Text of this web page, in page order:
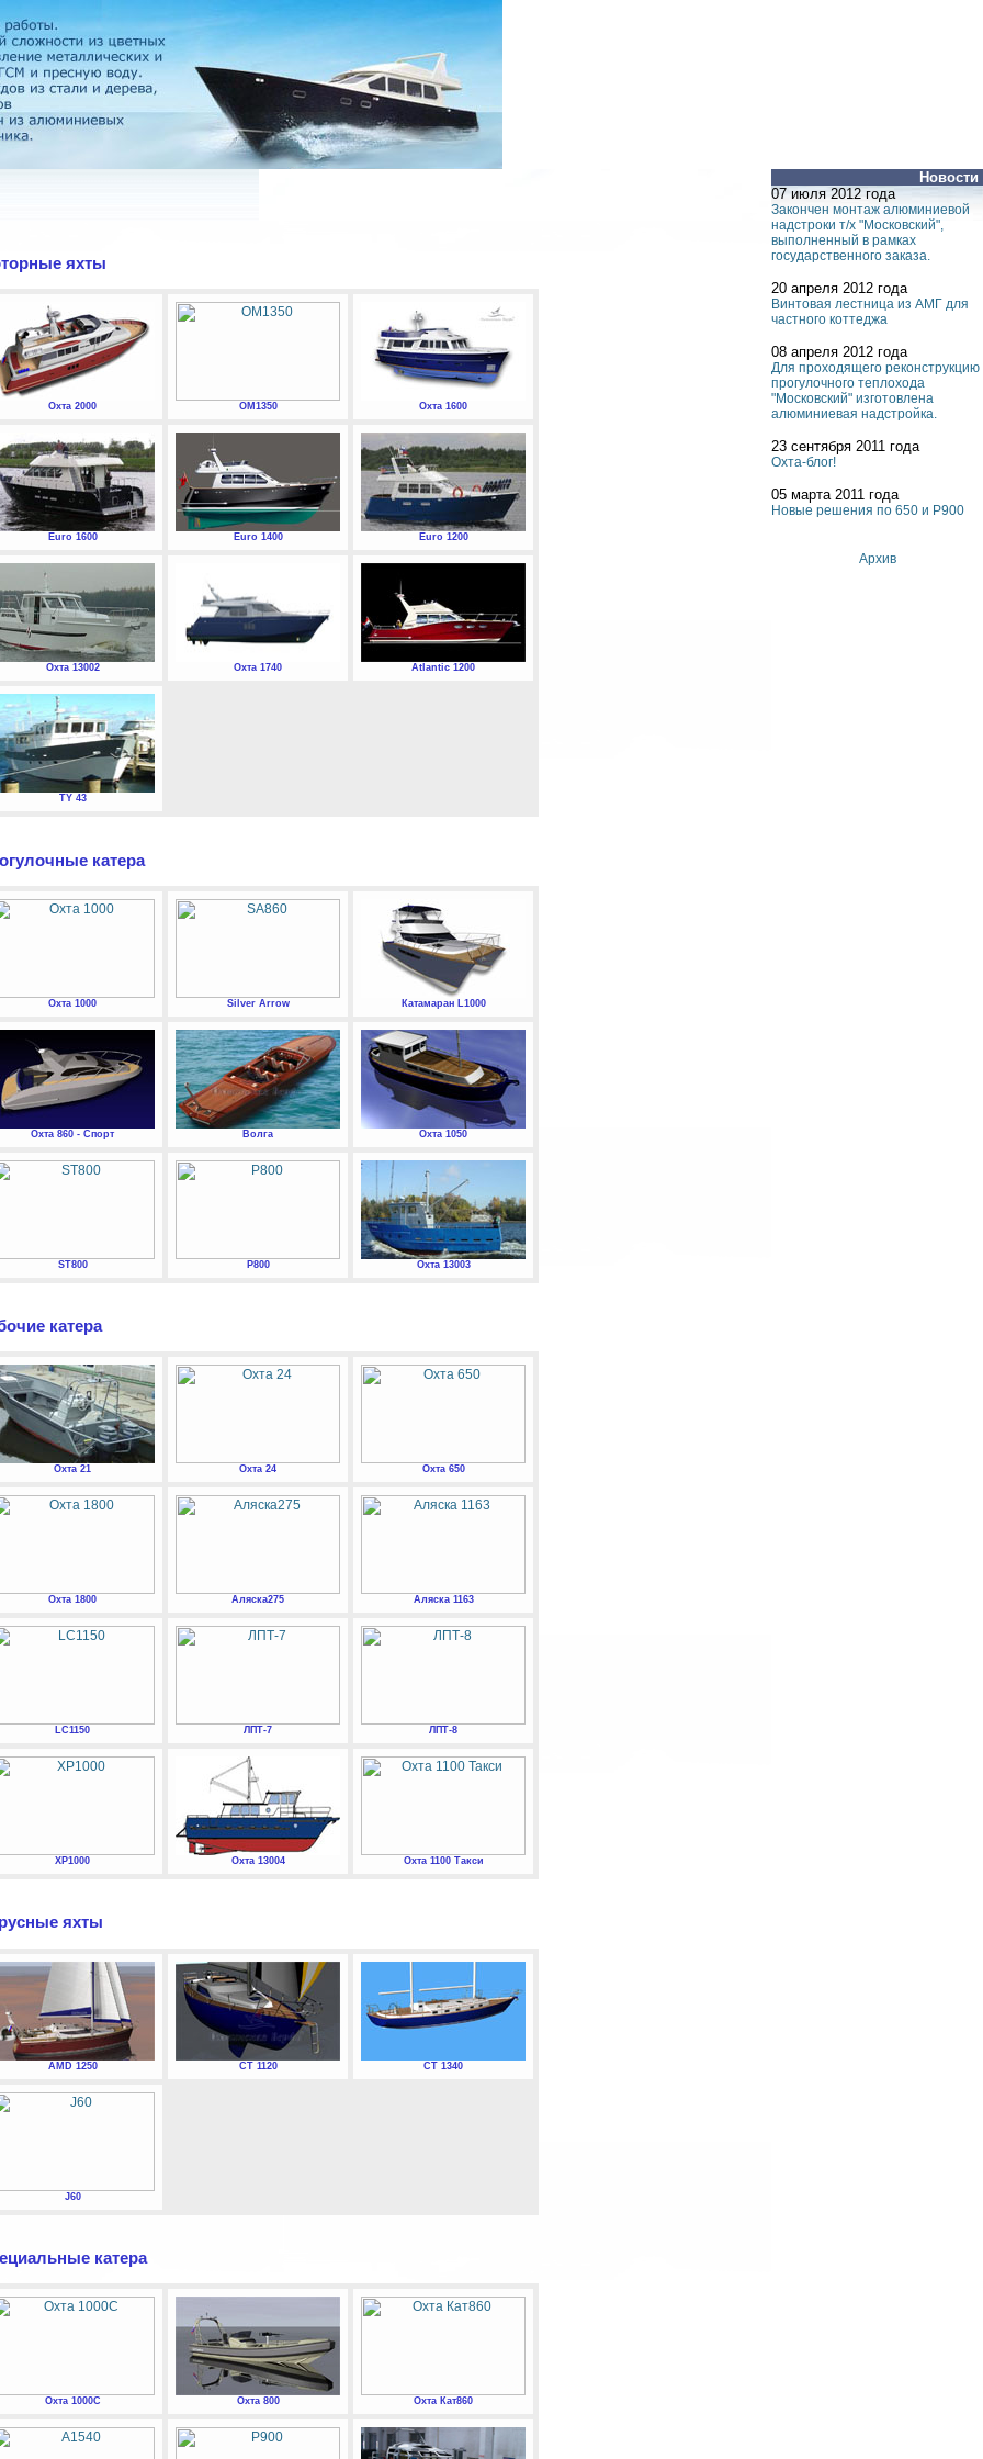
Новости
07 июля 2012 года
Закончен монтаж алюминиевой
надстроки т/х "Московский",
выполненный в рамках
государственного заказа.
20 апреля 2012 года
Винтовая лестница из АМГ для
частного коттеджа
08 апреля 2012 года
Для проходящего реконструкцию
прогулочного теплохода
"Московский" изготовлена
алюминиевая надстройка.
23 сентября 2011 года
Охта-блог!
05 марта 2011 года
Новые решения по 650 и P900
Архив
яхты
Охта 2000 ОМ1350 Охта 1600
Euro 1600 Euro 1400 Euro 1200
Охта 13002 Охта 1740 Atlantic 1200
TY 43
катера
Охта 1000 Silver Arrow Катамаран L1000
Охта 860 - Спорт Волга Охта 1050
ST800 P800 Охта 13003
катера
Охта 21 Охта 24 Охта 650
Охта 1800 Аляска275 Аляска 1163
LC1150 ЛПТ-7 ЛПТ-8
XP1000 Охта 13004 Охта 1100 Такси
яхты
AMD 1250 СТ 1120 СТ 1340
J60
катера
Охта 1000С Охта 800 Охта Кат860